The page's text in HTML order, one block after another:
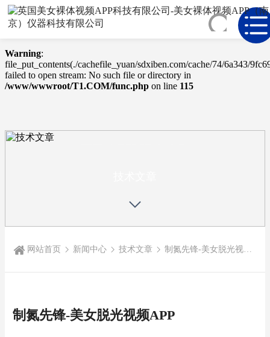
Warning: mkdir(): No space left on device in
/www/wwwroot/T1.COM/func.php
Warning:
file_put_contents(./cachefile_yuan/sdxiben.com/cache/74/6a343/
failed to open stream: No such file or directory in
/www/wwwroot/T1.COM/func.php on line 115
网站首页 新闻中心 技术文章 制氮先锋-美女脱光视频APP
制氮先锋-美女脱光视频APP